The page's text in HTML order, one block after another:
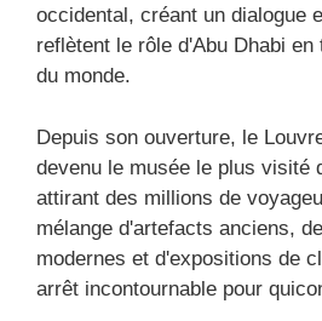
occidental, créant un dialogue
reflètent le rôle d'Abu Dhabi
du monde.
Depuis son ouverture, le
devenu le musée le plus visité
attirant des millions de
mélange d'artefacts anciens,
modernes et d'expositions de
arrêt incontournable pour